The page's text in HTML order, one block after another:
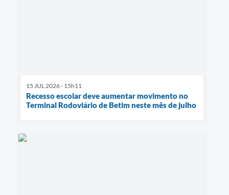
15 JUL 2026 - 15h11
Recesso escolar deve aumentar movimento no
Terminal Rodoviário de Betim neste mês de julho